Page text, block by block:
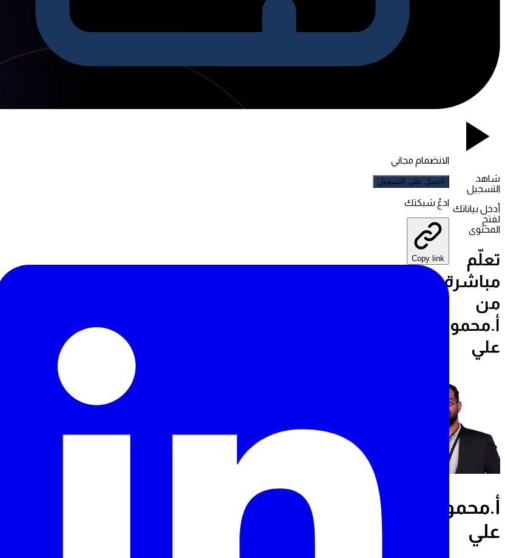
شاهد
التسجيل
أدخل بياناتك
لفتح
المحتوى
تعلّم
مباشرة
من
أ.محمود
علي
أ.محمود
علي
الانضمام مجاني
احصل على التسجيل
ادعُ شبكتك
Copy link